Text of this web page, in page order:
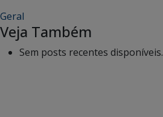
Geral
Veja Também
Sem posts recentes disponíveis.